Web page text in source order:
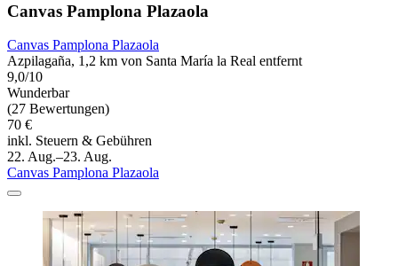
Canvas Pamplona Plazaola
Canvas Pamplona Plazaola
Azpilagaña, 1,2 km von Santa María la Real entfernt
9,0/10
Wunderbar
(27 Bewertungen)
70 €
inkl. Steuern & Gebühren
22. Aug.–23. Aug.
Canvas Pamplona Plazaola